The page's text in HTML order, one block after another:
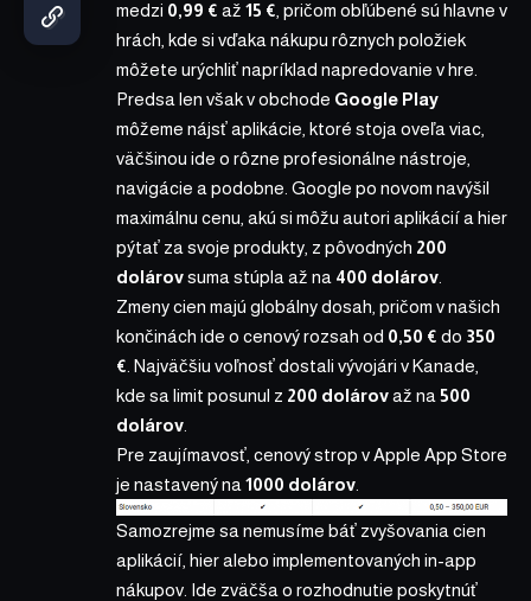
medzi 0,99 € až 15 €, pričom obľúbené sú hlavne v
hrách, kde si vďaka nákupu rôznych položiek
môžete urýchliť napríklad napredovanie v hre.
Predsa len však v obchode Google Play
môžeme nájsť aplikácie, ktoré stoja oveľa viac,
väčšinou ide o rôzne profesionálne nástroje,
navigácie a podobne. Google po novom navýšil
maximálnu cenu, akú si môžu autori aplikácií a hier
pýtať za svoje produkty, z pôvodných 200
dolárovsuma stúpla až na 400 dolárov.
Zmeny cien majú globálny dosah, pričom v našich
končinách ide o cenový rozsah od 0,50 € do 350
€. Najväčšiu voľnosť dostali vývojári v Kanade,
kde sa limit posunul z 200 dolárovaž na500
dolárov.
Pre zaujímavosť, cenový strop v Apple App Store
je nastavený na1000 dolárov.
Samozrejme sa nemusíme báť zvyšovania cien
aplikácií, hier alebo implementovaných in-app
nákupov. Ide zväčša o rozhodnutie poskytnúť